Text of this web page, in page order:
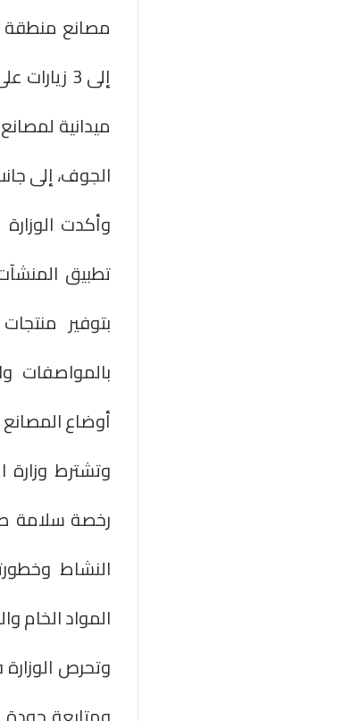
ميدانية
الجوف، إلى
وأكدت الوزارة
تطبيق المنشآت
بتوفير
بالمواصفات
أوضاع
وتشترط
رخصة سلامة
النشاط
المواد الخام
وتحرص